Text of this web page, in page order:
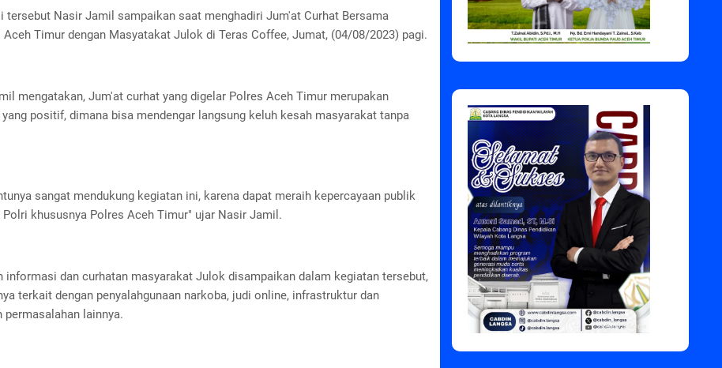
tersebut Nasir Jamil sampaikan saat menghadiri Jum'at Curhat Bersama
Aceh Timur dengan Masyatakat Julok di Teras Coffee, Jumat, (04/08/2023) pagi.
mengatakan, Jum'at curhat yang digelar Polres Aceh Timur merupakan
yang positif, dimana bisa mendengar langsung keluh kesah masyarakat tanpa
sangat mendukung kegiatan ini, karena dapat meraih kepercayaan publik
Polri khususnya Polres Aceh Timur" ujar Nasir Jamil.
informasi dan curhatan masyarakat Julok disampaikan dalam kegiatan tersebut,
terkait dengan penyalahgunaan narkoba, judi online, infrastruktur dan
permasalahan lainnya.